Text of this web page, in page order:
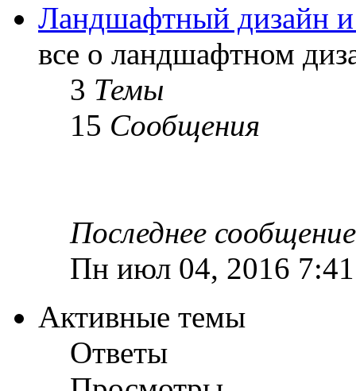
Ландшафтный дизайн и
все о ландшафтном
3 Темы
15 Сообщения
Последнее сообщение
Пн июл 04, 2016
Активные темы
Ответы